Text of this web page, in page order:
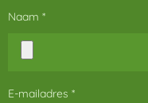
Naam *
E-mailadres *